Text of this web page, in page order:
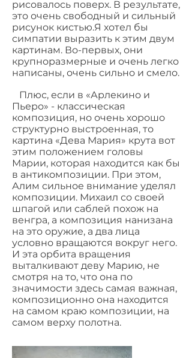
рисовалось поверх. В результате,
это очень свободный и сильный
рисунок кистью.Я хотел бы
симпатии выразить к этим двум
картинам. Во-первых, они
крупноразмерные и очень легко
написаны, очень сильно и смело.
Плюс, если в «Арлекино и
Пьеро» - классическая
композиция, но очень хорошо
структурно выстроенная, то
картина «Дева Мария» крута вот
этим положением головы
Марии, которая находится как бы
в антикомпозиции. При этом,
Алим сильное внимание уделял
композиции. Михаил со своей
шпагой или саблей похож на
венгра, а композиция нанизана
на это оружие, а два лица
условно вращаются вокруг него.
И эта орбита вращения
выталкивают деву Марию, не
смотря на то, что она по
значимости здесь самая важная,
композиционно она находится
на самом краю композиции, на
самом верху полотна.